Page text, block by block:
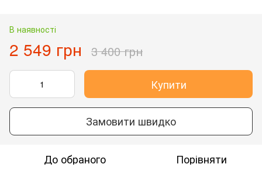
В наявності
2 549 грн 3 400 грн
Купити
Замовити швидко
До обраного Порівняти